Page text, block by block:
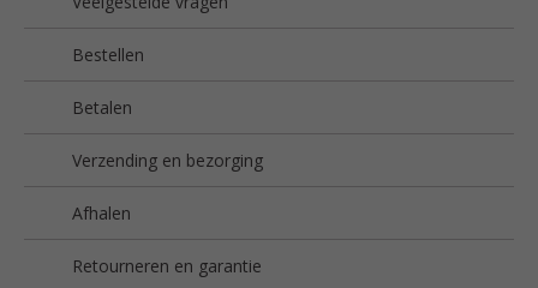
Bestellen
Betalen
Verzending en bezorging
Afhalen
Retourneren en garantie